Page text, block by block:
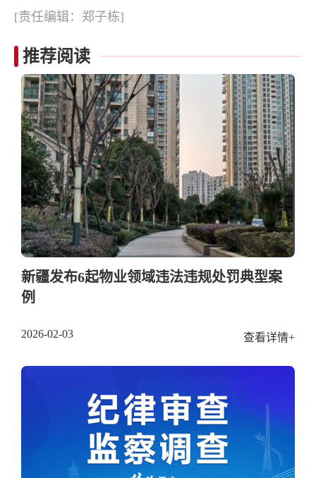
[责任编辑：郑子栋]
推荐阅读
新疆发布6起物业领域违法违规处罚典型案
例
2026-02-03 查看详情+